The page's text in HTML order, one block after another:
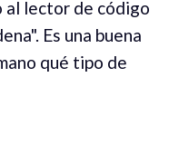
al lector de código
Es una buena
qué tipo de